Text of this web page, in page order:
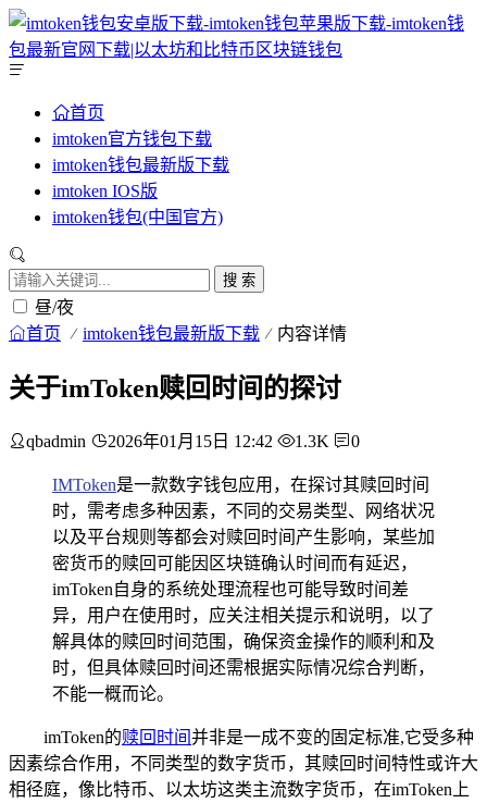
首页
imtoken官方钱包下载
imtoken钱包最新版下载
imtoken IOS版
imtoken钱包(中国官方)
搜 索
昼/夜
首页 imtoken钱包最新版下载 内容详情
关于imToken赎回时间的探讨
qbadmin 2026年01月15日 12:42 1.3K 0
IMToken是一款数字钱包应用，在探讨其赎回时间
时，需考虑多种因素，不同的交易类型、网络状况
以及平台规则等都会对赎回时间产生影响，某些加
密货币的赎回可能因区块链确认时间而有延迟，
imToken自身的系统处理流程也可能导致时间差
异，用户在使用时，应关注相关提示和说明，以了
解具体的赎回时间范围，确保资金操作的顺利和及
时，但具体赎回时间还需根据实际情况综合判断，
不能一概而论。
imToken的赎回时间并非是一成不变的固定标准,它受多种
因素综合作用，不同类型的数字货币，其赎回时间特性或许大
相径庭，像比特币、以太坊这类主流数字货币，在imToken上